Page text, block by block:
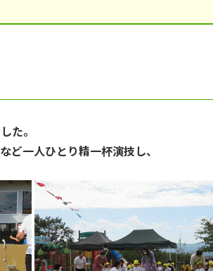
た。
一人ひとり精一杯演技し、